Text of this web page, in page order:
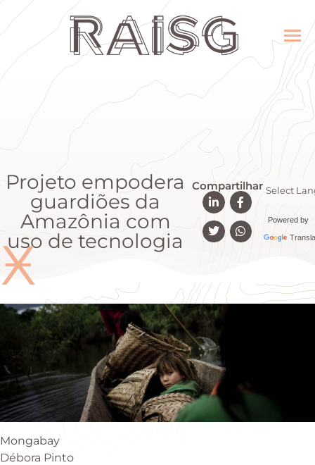
Projeto empodera
guardiões da
Amazônia com
uso de tecnologia
Compartilhar
Powered by
Ӿ
Mongabay
Débora Pinto